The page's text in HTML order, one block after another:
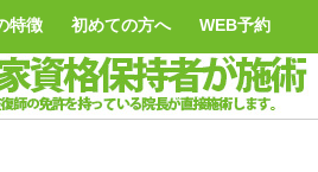
特徴 初めての方へ WEB予約